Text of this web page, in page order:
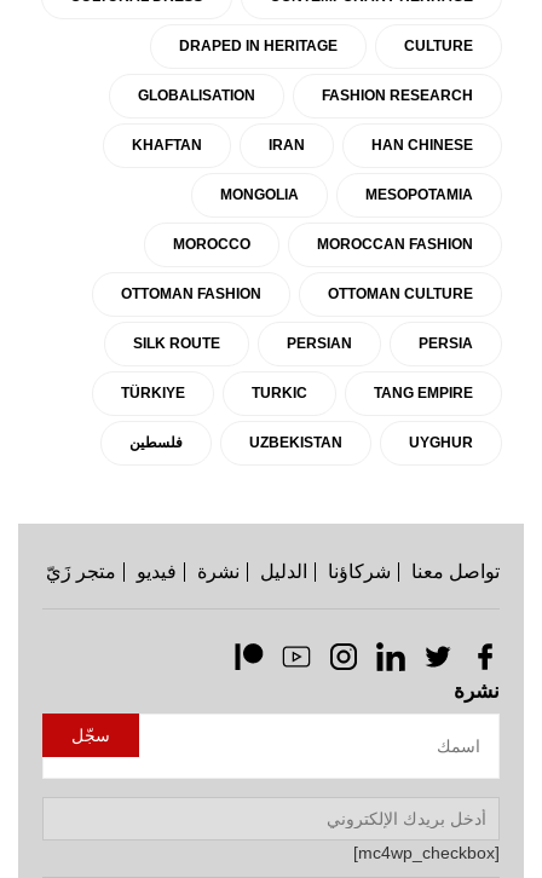
CULTURE
DRAPED IN HERITAGE
FASHION RESEARCH
GLOBALISATION
HAN CHINESE
IRAN
KHAFTAN
MESOPOTAMIA
MONGOLIA
MOROCCAN FASHION
MOROCCO
OTTOMAN CULTURE
OTTOMAN FASHION
PERSIA
PERSIAN
SILK ROUTE
TANG EMPIRE
TURKIC
TÜRKIYE
UYGHUR
UZBEKISTAN فلسطين
تواصل معنا شركاؤنا الدليل نشرة فيديو متجر زَيّ
نشرة
[mc4wp_checkbox]